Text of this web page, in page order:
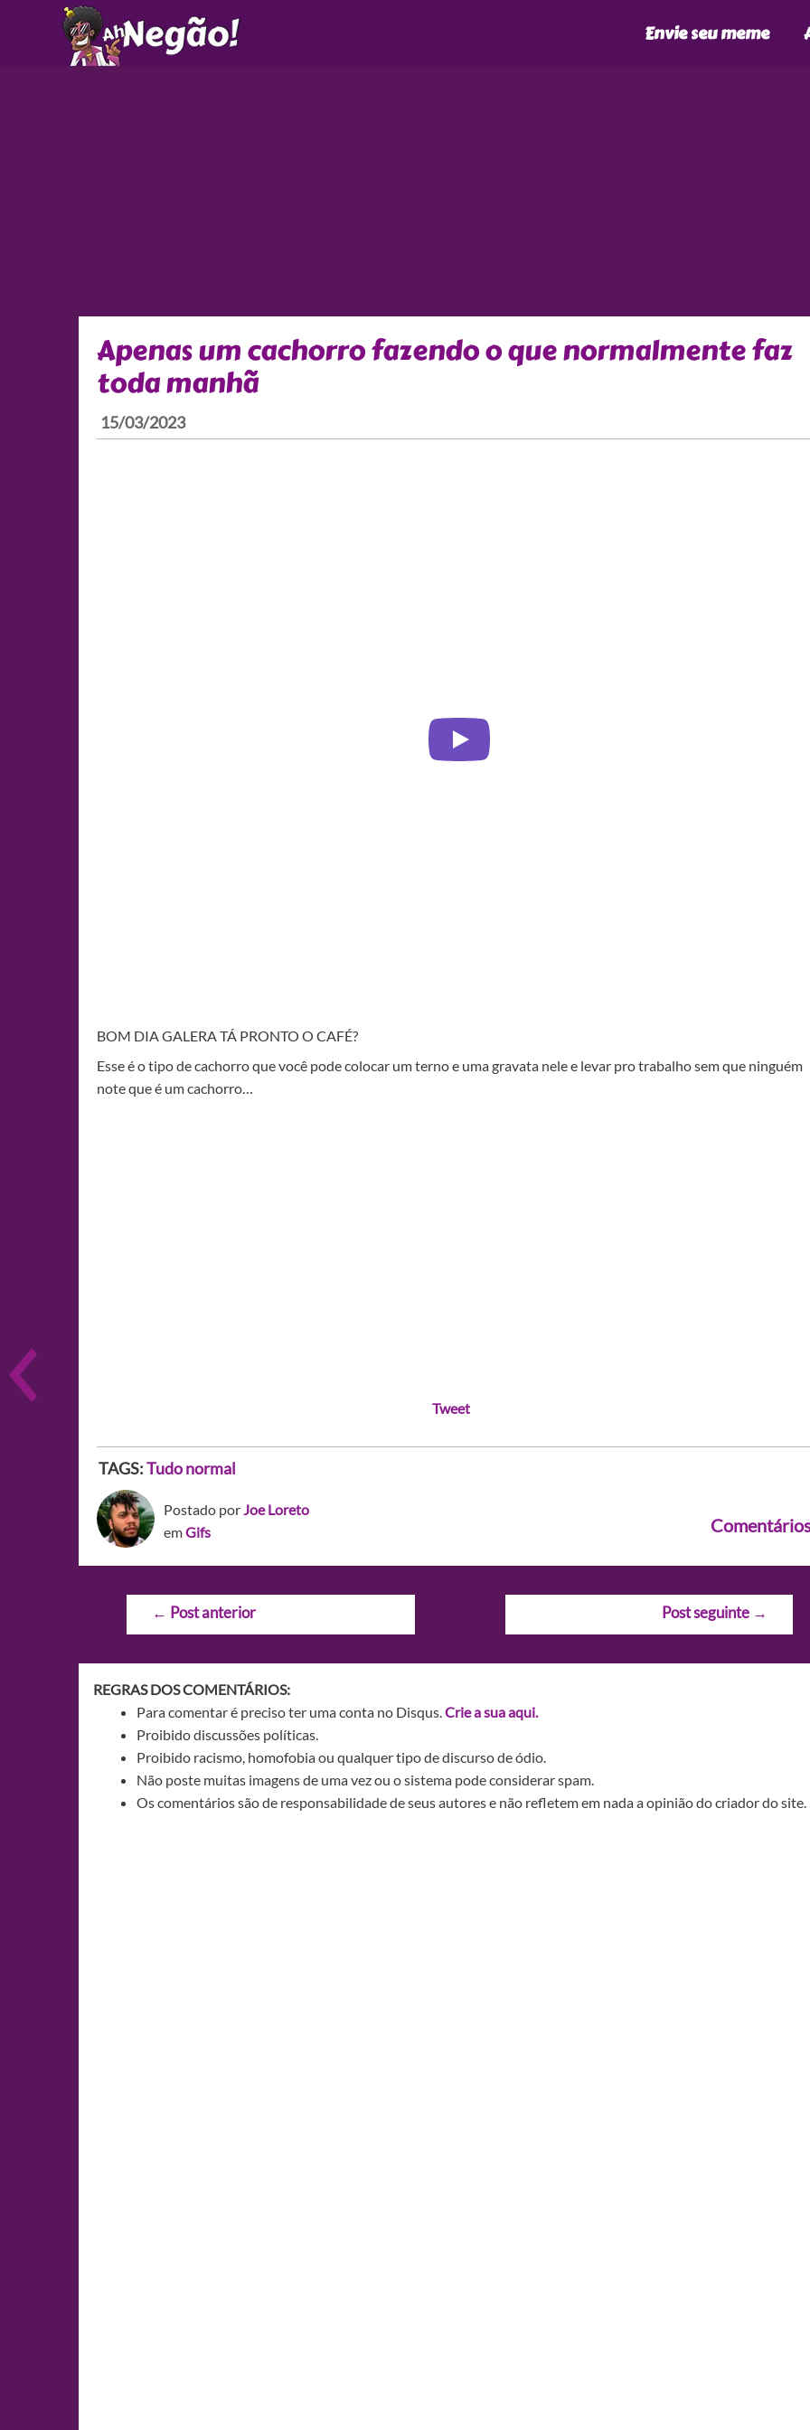
Envie seu meme
Apenas um cachorro fazendo o que normalmente faz
toda manhã
15/03/2023
BOM DIA GALERA TÁ PRONTO O CAFÉ?
Esse é o tipo de cachorro que você pode colocar um terno e uma gravata nele e levar pro trabalho sem que ninguém
note que é um cachorro…
Tweet
TAGS:Tudo normal
Postado porJoe Loreto
emGifs
Navegação
← Post anterior Post seguinte →
REGRAS DOS COMENTÁRIOS:
Para comentar é preciso ter uma conta no Disqus.Crie a sua aqui.
Proibido discussões políticas.
Proibido racismo, homofobia ou qualquer tipo de discurso de ódio.
Não poste muitas imagens de uma vez ou o sistema pode considerar spam.
Os comentários são de responsabilidade de seus autores e não refletem em nada a opinião do criador do site.